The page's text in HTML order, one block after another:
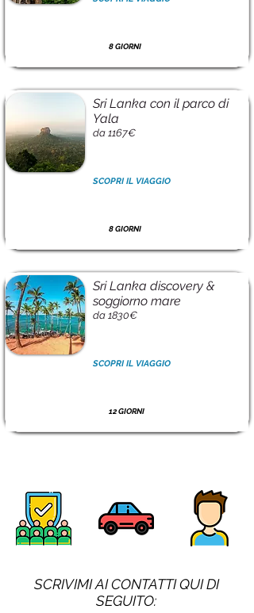
8 GIORNI
Sri Lanka con il parco di
Yala
da 1167€
SCOPRI IL VIAGGIO
8 GIORNI
Sri Lanka discovery &
soggiorno mare
da 1830€
SCOPRI IL VIAGGIO
12 GIORNI
SCRIVIMI AI CONTATTI QUI DI
SEGUITO: